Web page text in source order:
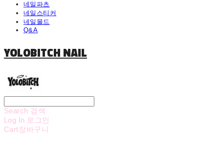
네일파츠
네일스티커
네일몰드
Q&A
YOLOBITCH NAIL
Search 검색
Log In 로그인
Cart장바구니